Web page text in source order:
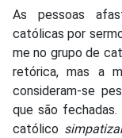
As pessoas
católicas por
me no grupo de
retórica, mas a
consideram-se
que são
católico